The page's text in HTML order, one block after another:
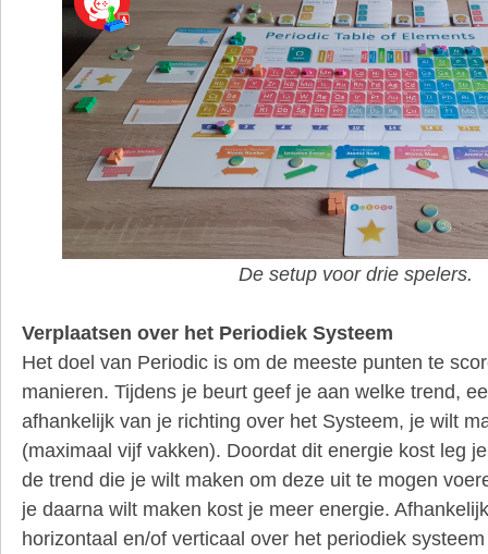
De setup voor drie spelers.
Verplaatsen over het Periodiek Systeem
Het doel van Periodic is om de meeste punten te
manieren. Tijdens je beurt geef je aan welke trend,
afhankelijk van je richting over het Systeem, je wilt
(maximaal vijf vakken). Doordat dit energie kost leg
de trend die je wilt maken om deze uit te mogen
je daarna wilt maken kost je meer energie.
horizontaal en/of verticaal over het periodiek